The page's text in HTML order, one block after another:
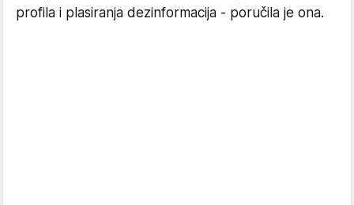
profila i plasiranja dezinformacija - poručila je ona.